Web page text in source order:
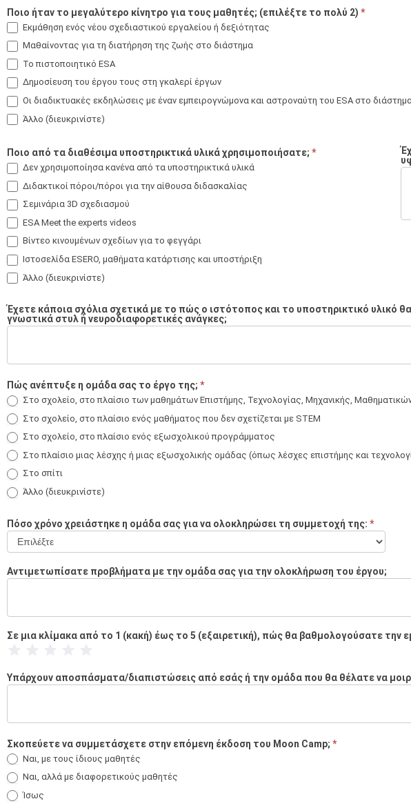
Ποιο ήταν το μεγαλύτερο κίνητρο για τους μαθητές; (επιλέξτε το πολύ 2) *
Εκμάθηση ενός νέου σχεδιαστικού εργαλείου ή δεξιότητας
Μαθαίνοντας για τη διατήρηση της ζωής στο διάστημα
Το πιστοποιητικό ESA
Δημοσίευση του έργου τους στη γκαλερί έργων
Οι διαδικτυακές εκδηλώσεις με έναν εμπειρογνώμονα και αστροναύτη του ESA στο
Άλλο (διευκρινίστε)
Ποιο από τα διαθέσιμα υποστηρικτικά υλικά χρησιμοποιήσατε; *
Δεν χρησιμοποίησα κανένα από τα υποστηρικτικά υλικά
Διδακτικοί πόροι/πόροι για την αίθουσα διδασκαλίας
Σεμινάρια 3D σχεδιασμού
ESA Meet the experts videos
Βίντεο κινουμένων σχεδίων για το φεγγάρι
Ιστοσελίδα ESERO, μαθήματα κατάρτισης και υποστήριξη
Άλλο (διευκρινίστε)
Έχετε κάποια σχόλια σχετικά με το πώς ο ιστότοπος και το υποστηρικτικό υλικό
γνωστικά στυλ ή νευροδιαφορετικές ανάγκες;
Πώς ανέπτυξε η ομάδα σας το έργο της; *
Στο σχολείο, στο πλαίσιο των μαθημάτων Επιστήμης, Τεχνολογίας, Μηχανικής,
Στο σχολείο, στο πλαίσιο ενός μαθήματος που δεν σχετίζεται με STEM
Στο σχολείο, στο πλαίσιο ενός εξωσχολικού προγράμματος
Στο πλαίσιο μιας λέσχης ή μιας εξωσχολικής ομάδας (όπως λέσχες επιστήμης και
Στο σπίτι
Άλλο (διευκρινίστε)
Πόσο χρόνο χρειάστηκε η ομάδα σας για να ολοκληρώσει τη συμμετοχή της: *
Αντιμετωπίσατε προβλήματα με την ομάδα σας για την ολοκλήρωση του έργου;
Σε μια κλίμακα από το 1 (κακή) έως το 5 (εξαιρετική), πώς θα βαθμολογούσατε την
Υπάρχουν αποσπάσματα/διαπιστώσεις από εσάς ή την ομάδα που θα θέλατε να
Σκοπεύετε να συμμετάσχετε στην επόμενη έκδοση του Moon Camp; *
Ναι, με τους ίδιους μαθητές
Ναι, αλλά με διαφορετικούς μαθητές
Ίσως